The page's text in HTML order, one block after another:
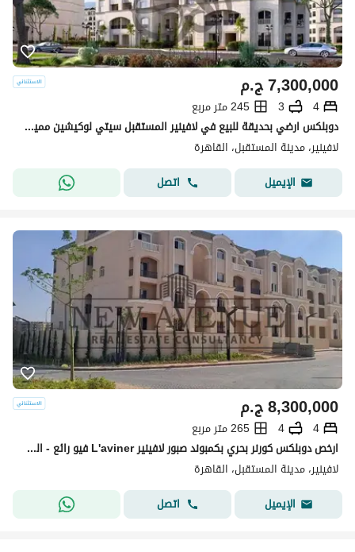
ج.م7,300,000
4
3
245 متر مربع
دوبلكس ارضي بحديقة للبيع في لافينير المستقبل سيتي لوكيشين مميز اقل من سعر السوق lavenir
لافينير، مدينة المستقبل، القاهرة
الإيميل
اتصل
ج.م8,300,000
4
4
265 متر مربع
ارخص دوبلكس كورنر بحري بكمبوند صبور لافينير L'aviner فيو رائع - المستقبل سيتي
لافينير، مدينة المستقبل، القاهرة
الإيميل
اتصل